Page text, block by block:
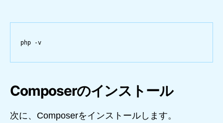
php -v
Composerのインストール
次に、Composerをインストールします。